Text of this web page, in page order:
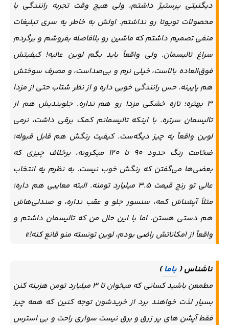
دیگنیتی پرستیژ داشتم، ولی هیچ وقت تجربه رانندگی با
محصولات تویوتا رو نداشتم. اولش به خاطر یه سری تبلیغات
منفی تصمیم داشتم که ماشین رو بلافاصله بفروشم و برگردم
سراغ تالیسمان. ولی واقعاً باید بگم لوین عالیه! کیفیتش
فوق‌العاده بالاست، خیلی نرم و بی‌صداست، و مصرف سوختش
هم پایینه. حس رانندگی خوبی داره و از نظر شتاب حتی از مزدا
۳ بهتره؛ تازه خشکی مزدا رو هم نداره. جلوبندیش هم از
تالیسمان سرتره. با اینکه تالیسمانم کمک برقی داشت، نرمی
لوین واقعاً یه چیز دیگه‌ست. کیفیت رنگش هم قابل قبوله؛
ضخامت رنگ حدود ۹۰ تا ۱۲۰ میکرونه، برخلاف چیزی که
بعضی‌ها می‌گفتن که رنگش خوب نیست. به نظرم یه انتخاب
عالی تو رنج قیمت ۳.۵ میلیارد تومنه. البته معایبی هم داره؛
مثلاً آپشناش کمه، سنسور جلو و عقب نداره، و صندلی‌هاش
هم دستی هستن. اما با این حال من که تالیسمان داشتم و
واقعاً از امکاناتش راضی بودم، لوین تونسته منو قانع کنه!»
ناشناس ( باما)
مطمعن باشید کسانی که میخوان تا ۳ میلیارد تومن هزینه کنن
بسیار لذت خواهند برد از خریدشون توجه کنین که همه چیز
فقط آپشن های پر زرق و برق نیست سواری راحت و بی استرس